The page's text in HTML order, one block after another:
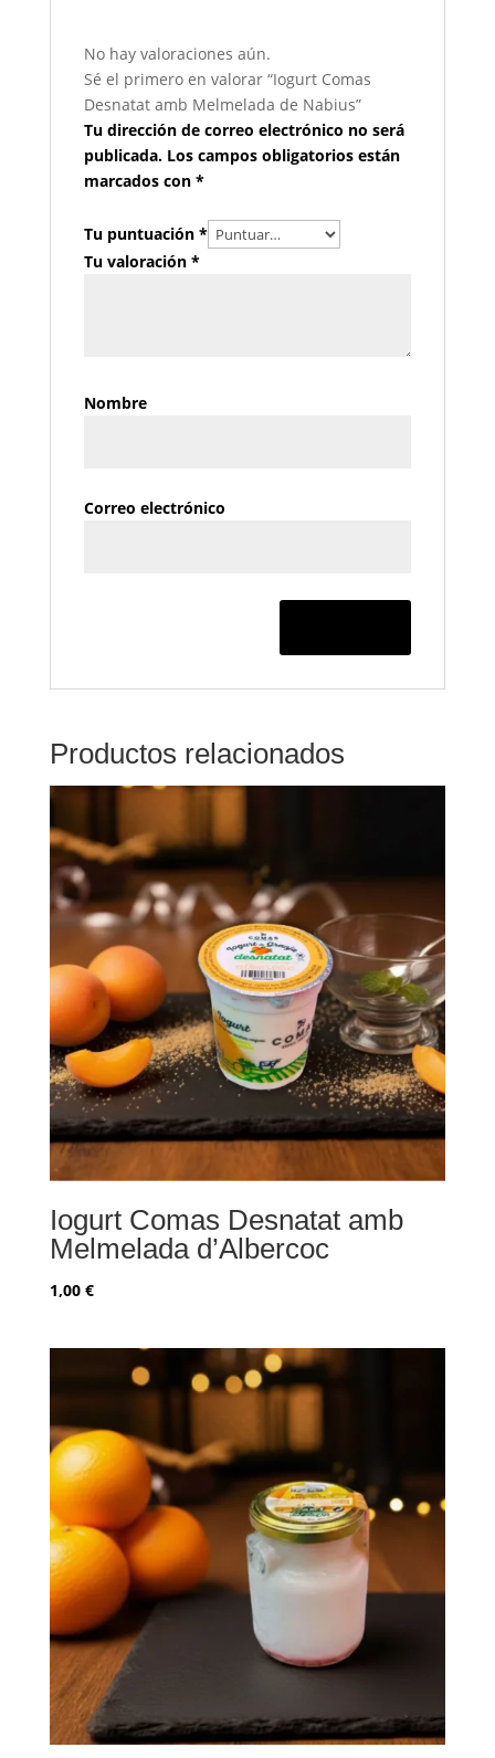
No hay valoraciones aún.
Sé el primero en valorar “Iogurt Comas
Desnatat amb Melmelada de Nabius”
Tu dirección de correo electrónico no será
publicada. Los campos obligatorios están
marcados con *
Tu puntuación *
Tu valoración *
Nombre
Correo electrónico
Productos relacionados
Iogurt Comas Desnatat amb
Melmelada d’Albercoc
1,00 €